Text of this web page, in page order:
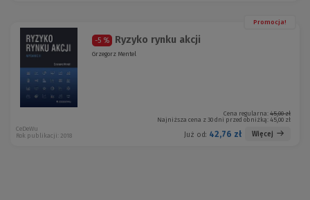
Promocja!
-5 % Ryzyko rynku akcji
Grzegorz Mentel
Cena regularna: 45,00 zł
Najniższa cena z 30 dni przed obniżką: 45,00 zł
Już od: 42,76 zł Więcej
CeDeWu
Rok publikacji: 2018